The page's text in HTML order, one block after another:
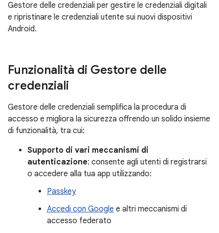
Gestore delle credenziali per gestire le credenziali digitali
e ripristinare le credenziali utente sui nuovi dispositivi
Android.
Funzionalità di Gestore delle
credenziali
Gestore delle credenziali semplifica la procedura di
accesso e migliora la sicurezza offrendo un solido insieme
di funzionalità, tra cui:
Supporto di vari meccanismi di
autenticazione: consente agli utenti di registrarsi
o accedere alla tua app utilizzando:
Passkey
Accedi con Google e altri meccanismi di
accesso federato